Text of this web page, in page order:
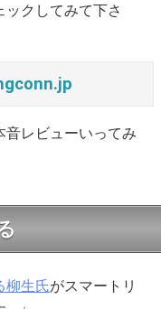
クしてみて下さ
音レビューいってみ
柳生氏がスマートリ